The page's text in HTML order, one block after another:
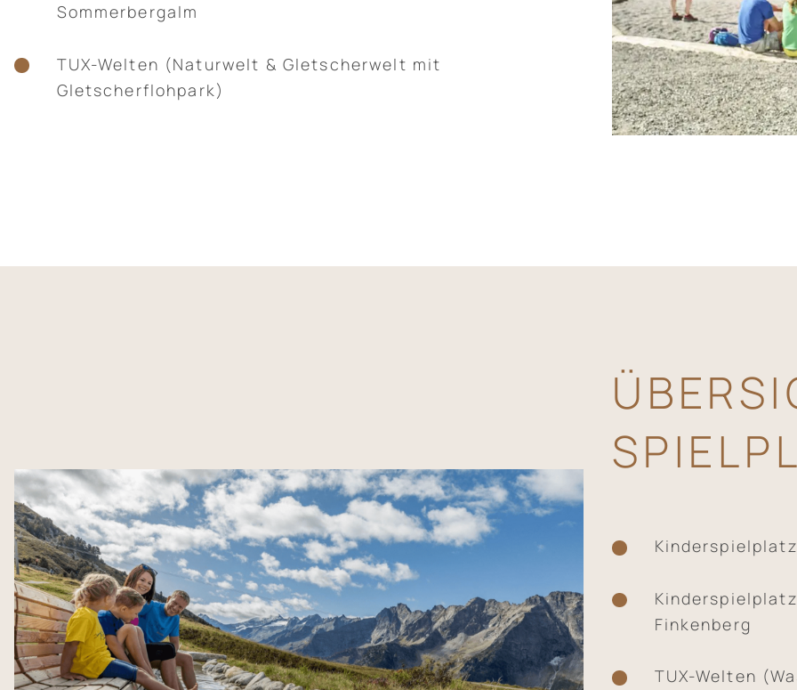
Sommerbergalm
TUX-Welten (Naturwelt & Gletscherwelt mit
Gletscherflohpark)
Finkenberg
TUX-Welten